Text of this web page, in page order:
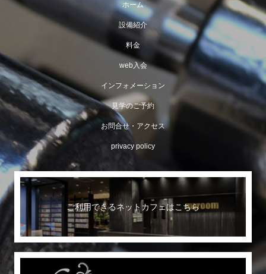
ホーム
設備紹介
料金
web入会
インフォメーション
見学のご予約
お問合せ・アクセス
privacy policy
ご利用できるネットカフェはこちら